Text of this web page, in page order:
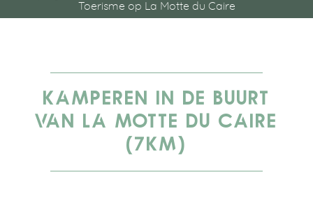
Toerisme op La Motte du Caire
KAMPEREN IN DE BUURT
VAN LA MOTTE DU CAIRE
(7KM)